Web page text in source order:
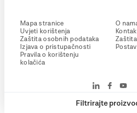
Filtrirajte
Mapa stranice
Uvjeti korištenja
Zaštita osobnih podataka
Izjava o pristupačnosti
Pravila o korištenju
kolačića
O